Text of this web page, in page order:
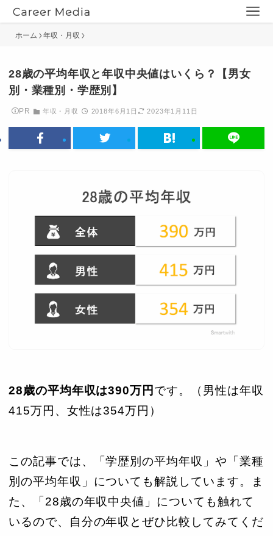
ホーム 年収・月収
28歳の平均年収と年収中央値はいくら？【男女
別・業種別・学歴別】
PR 年収・月収 2018年6月1日 2023年1月11日
28歳の平均年収は390万円 です。（男性は年収
415万円、女性は354万円）
この記事では、「学歴別の平均年収」や「業種
別の平均年収」についても解説しています。ま
た、「28歳の年収中央値」についても触れて
いるので、自分の年収とぜひ比較してみてくだ